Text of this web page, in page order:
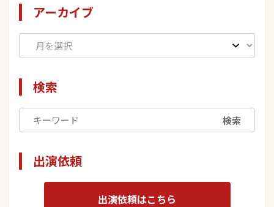
アーカイブ
検索
検索
出演依頼
出演依頼はこちら